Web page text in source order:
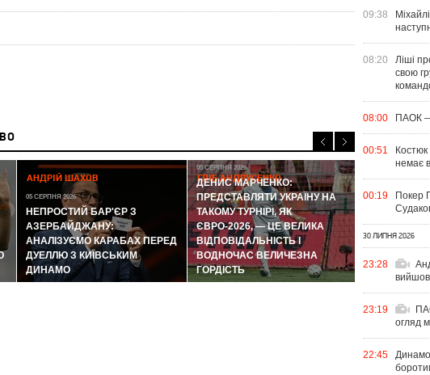
АНДРІЙ ШАХОВ
05 СЕРПНЯ 2026
НЕПРОСТИЙ БАР'ЄР З
АЗЕРБАЙДЖАНУ:
АНАЛІЗУЄМО КАРАБАХ ПЕРЕД
ДУЕЛЛЮ З КИЇВСЬКИМ
ДИНАМО
ГЛІБ АНДРУСЕНКО
05 СЕРПНЯ 2026
ДЕНИС МАРЧЕНКО:
ПРЕДСТАВЛЯТИ УКРАЇНУ НА
ТАКОМУ ТУРНІРІ, ЯК
ЄВРО-2026, — ЦЕ ВЕЛИКА
ВІДПОВІДАЛЬНІСТЬ І
ВОДНОЧАС ВЕЛИЧЕЗНА
ГОРДІСТЬ
ЧТИВО
04 СЕРПНЯ 2026
ТУРІ
ПЕРЕМАГАЄ,
БЕЗ ОЧОК
09:38
08:20
Ліші
свою
08:00 ПАОК —
00:51
немає
00:19
Покер
30 ЛИПНЯ 2026
23:28
23:19
огляд
22:45